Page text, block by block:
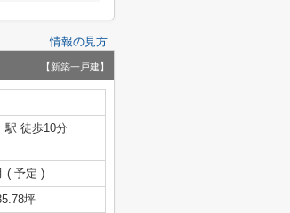
情報の見方
【新築一戸建】
駅 徒歩10分
( 予定 )
坪